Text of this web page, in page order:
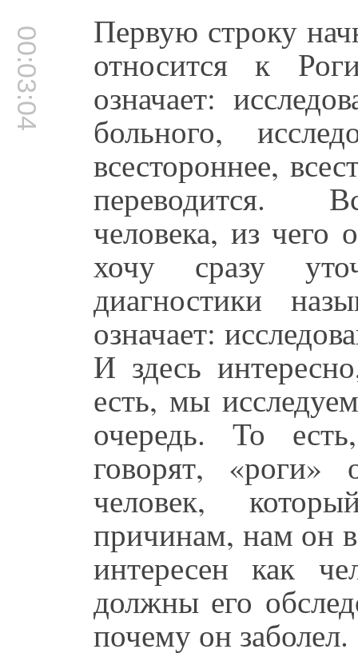
00:03:04 Первую строку
относится к
означает:
больного,
всестороннее,
переводится.
человека, из
хочу сразу
диагностики
означает:
И здесь
есть, мы
очередь. То
говорят, «роги»
человек,
причинам, нам он
интересен как
должны его
почему он заболел.